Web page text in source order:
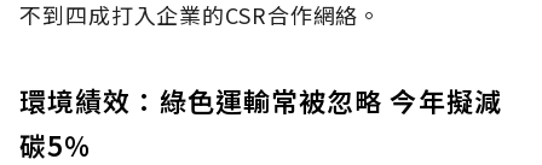
不到四成打入企業的CSR合作網絡。
環境績效：綠色運輸常被忽略 今年擬減
碳5％